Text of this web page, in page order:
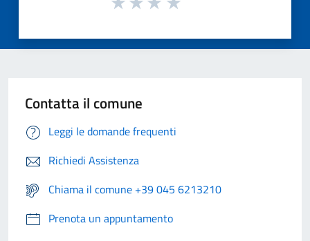
Contatta il comune
Leggi le domande frequenti
Richiedi Assistenza
Chiama il comune +39 045 6213210
Prenota un appuntamento